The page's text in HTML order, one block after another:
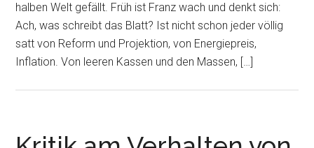
halben Welt gefällt. Früh ist Franz wach und denkt sich:
Ach, was schreibt das Blatt? Ist nicht schon jeder völlig
satt von Reform und Projektion, von Energiepreis,
Inflation. Von leeren Kassen und den Massen, […]